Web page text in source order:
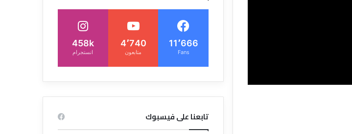
11٬666
Fans
4٬740
متابعون
458k
انستجرام
تابعنا على فيسبوك